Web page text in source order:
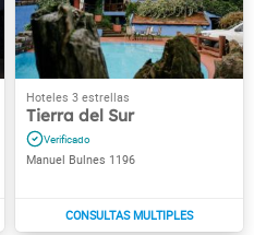
Tierra del Sur
Manuel Bulnes 1196